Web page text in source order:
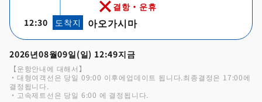
12:30 도착지
결항・운휴
아오가시마
2026년08월09일(일) 12:49지금
【운항안내에 대해서】
・대형여객선은 당일 09:00 이후에업데이트 됩니다.최종결정은 17:00에
결정됩니다.
・고속제트선은 당일 6:00 에 결정됩니다.